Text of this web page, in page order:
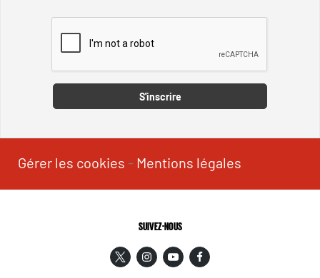
S'inscrire
Gérer les cookies - Mentions légales
SUIVEZ-NOUS